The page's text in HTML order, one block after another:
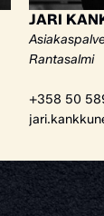
JARI
Rantasalmi
+358 50